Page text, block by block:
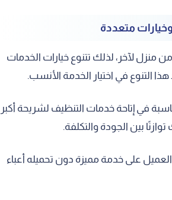
منزل لآخر، لذلك تتنوع خيارات الخدمات
التنوع في اختيار الخدمة الأنسب.
في إتاحة خدمات التنظيف لشريحة أكبر
بين الجودة والتكلفة.
على خدمة مميزة دون تحميله أعباء